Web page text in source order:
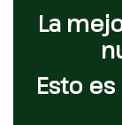
La
Esto